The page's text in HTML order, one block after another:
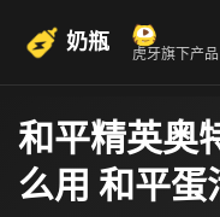
奶瓶 虎牙旗下产品
和平精英奥
么用 和平蛋